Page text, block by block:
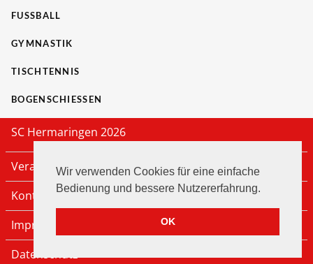
Wir verwenden Cookies für eine einfache
Bedienung und bessere Nutzererfahrung.
OK
FUSSBALL
GYMNASTIK
TISCHTENNIS
BOGENSCHIESSEN
SC Hermaringen 2026
Veranstaltungen
Kontakt
Impressum
Datenschutz